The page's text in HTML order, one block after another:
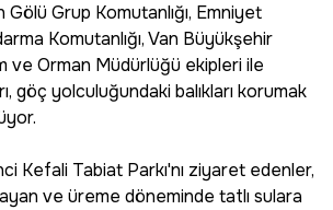
Gölü Grup Komutanlığı, Emniyet
Komutanlığı, Van Büyükşehir
ve Orman Müdürlüğü ekipleri ile
göç yolculuğundaki balıkları korumak
Kefali Tabiat Parkı'nı ziyaret edenler,
ve üreme döneminde tatlı sulara